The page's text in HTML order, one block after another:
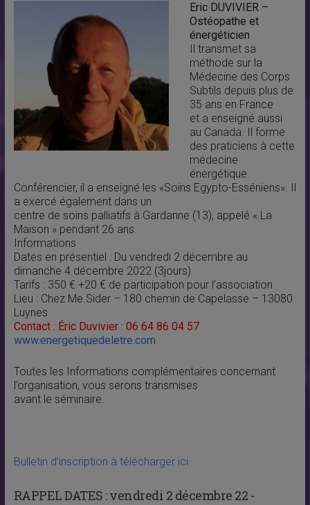
Eric DUVIVIER –
Ostéopathe et
énergéticien
Il transmet sa
méthode sur la
Médecine des Corps
Subtils depuis plus de
35 ans en France
et a enseigné aussi
au Canada. Il forme
des praticiens à cette
médecine
énergétique.
Conférencier, il a enseigné les «Soins Egypto-Esséniens». Il
a exercé également dans un
centre de soins palliatifs à Gardanne (13), appelé « La
Maison » pendant 26 ans.
Informations
Dates en présentiel : Du vendredi 2 décembre au
dimanche 4 décembre 2022 (3jours)
Tarifs : 350 € +20 € de participation pour l’association
Lieu : Chez Me Sider – 180 chemin de Capelasse – 13080
Luynes
Contact : Éric Duvivier : 06 64 86 04 57
www.energetiquedeletre.com
Toutes les Informations complémentaires concernant
l’organisation, vous serons transmises
avant le séminaire.
Bulletin d’inscription à télécharger ici
RAPPEL DATES :vendredi 2 décembre 22 -